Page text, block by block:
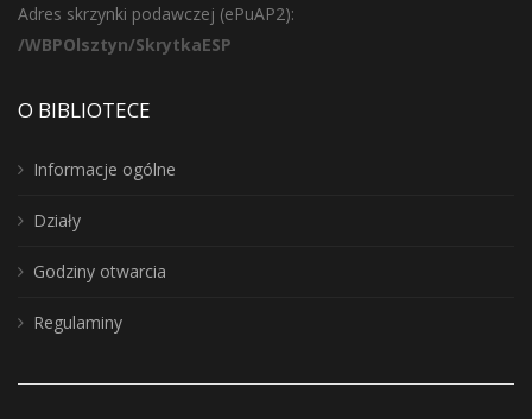
Adres skrzynki podawczej (ePuAP2):
/WBPOlsztyn/SkrytkaESP
O BIBLIOTECE
Informacje ogólne
Działy
Godziny otwarcia
Regulaminy